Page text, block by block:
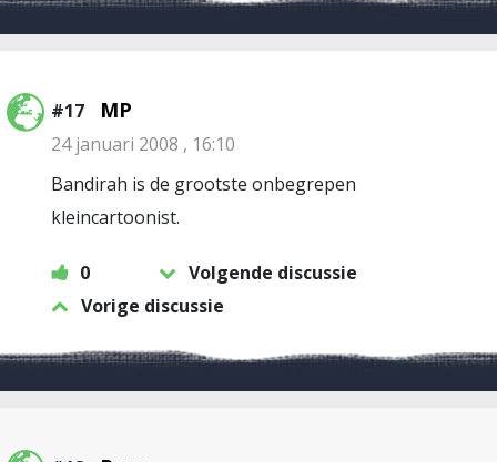
#17 MP
24 januari 2008 , 16:10
Bandirah is de grootste onbegrepen
kleincartoonist.
0
Volgende discussie
Vorige discussie